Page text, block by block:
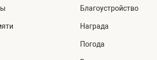
Благоустройство
Награда
Погода